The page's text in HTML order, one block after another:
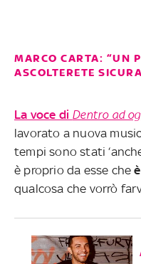
MARCO CARTA: “UN
ASCOLTERETE
La voce di Dentro ad
lavorato a nuova
tempi sono stati
è proprio da esse che
qualcosa che vorrò